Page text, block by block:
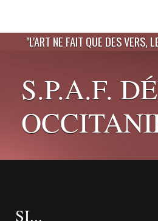
"L'ART NE FAIT QUE DES VERS,
S.P.A.F.
SI...